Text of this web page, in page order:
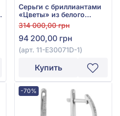
Серьги с бриллиантами
«Цветы» из белого
золота 585° с топазом
Sky Blue 25,79ct,
культивированным
пресноводным
жемчугом, аметистом
0,27ct, бирюзой 2,05ct и
хризолитом 0,38ct, арт.
314 000,00 грн
94 200,00 грн
(арт. 11-Е30071D-1)
Купить
-70%